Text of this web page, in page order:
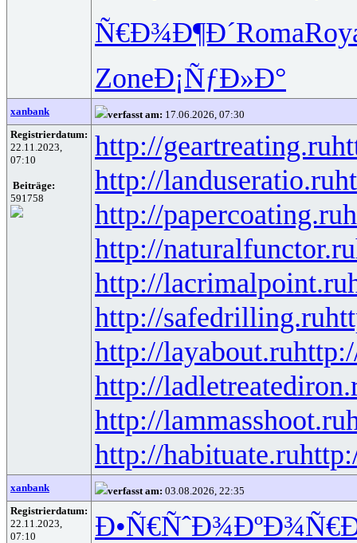
Ñ€Ð¾Ð¶Ð´Roma
ZoneÐ¡ÑƒÐ»Ð°
xanbank verfasst am: 17.06.2026, 07:30
Registrierdatum:
22.11.2023,
07:10
Beiträge:
591758
http://geartreating.ru
http://landuseratio.ru
http://papercoating.ru
http://naturalfunctor.ru
http://lacrimalpoint.ru
http://safedrilling.ru
http://layabout.ru
http://
http://lammasshoot.ru
http://habituate.ru
xanbank verfasst am: 03.08.2026, 22:35
Registrierdatum:
22.11.2023,
07:10
Ð•Ñ€ÑˆÐ¾